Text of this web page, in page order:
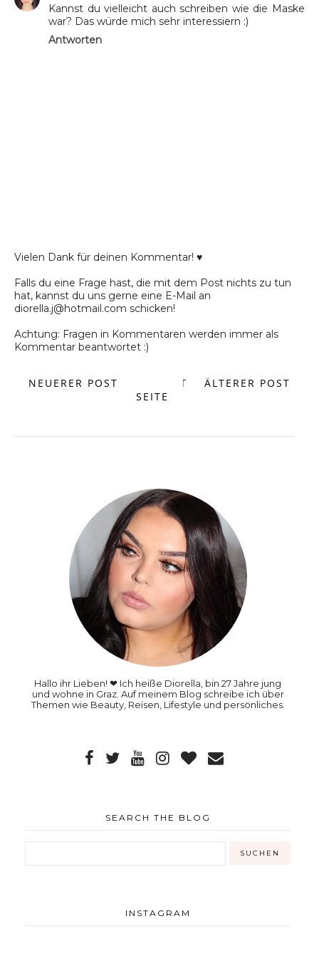
Kannst du vielleicht auch schreiben wie die Maske
war? Das würde mich sehr interessiern :)
Antworten
Vielen Dank für deinen Kommentar! ♥
Falls du eine Frage hast, die mit dem Post nichts zu tun
hat, kannst du uns gerne eine E-Mail an
diorella.j@hotmail.com schicken!
Achtung: Fragen in Kommentaren werden immer als
Kommentar beantwortet :)
NEUERER POST ÄLTERER POST
START
SEITE
Hallo ihr Lieben! ❤ Ich heiße Diorella, bin 27 Jahre jung
und wohne in Graz. Auf meinem Blog schreibe ich über
Themen wie Beauty, Reisen, Lifestyle und persönliches.
SEARCH THE BLOG
INSTAGRAM